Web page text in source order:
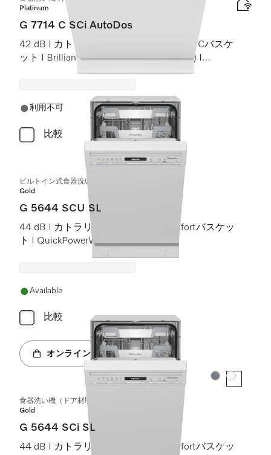
Platinum
G 7714 C SCi AutoDos
42 dB I カトラリートレイ I MaxiComfort Cバスケ
ット I BrilliantLight (ブリリアントライト) I
利用不可
比較
ビルトイン式食器洗い機（45 cm）
Gold
G 5644 SCU SL
44 dB I カトラリートレイ I ExtraComfortバスケッ
ト I QuickPowerWash I AutoOpen
Available
比較
オンラインショップへ
カラー:カラー:
食器洗い機（ドア材取付専用タイプ、45 cm）
Gold
G 5644 SCi SL
44 dB I カトラリートレイ I ExtraComfortバスケッ